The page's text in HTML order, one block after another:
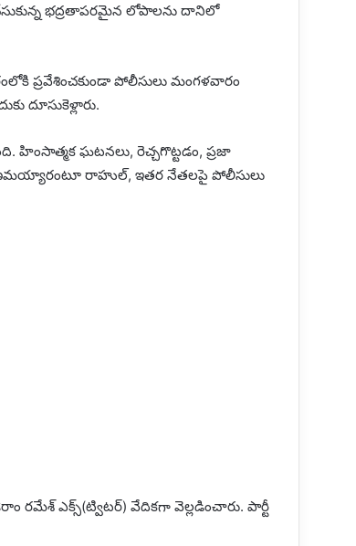
భద్రతాపరమైన లోపాలను దానిలో
ప్రవేశించకుండా పోలీసులు మంగళవారం
దూసుకెళ్లారు.
హింసాత్మక ఘటనలు, రెచ్చగొట్టడం, ప్రజా
రాహుల్‌, ఇతర నేతలపై పోలీసులు
రమేశ్‌ ఎక్స్‌(ట్విటర్‌) వేదికగా వెల్లడించారు. పార్టీ